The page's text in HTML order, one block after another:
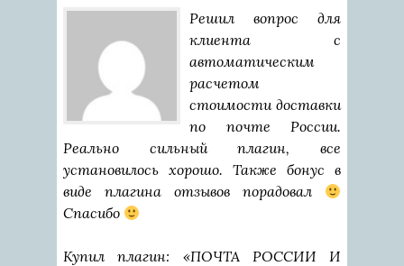
Решил вопрос для
клиента с
автоматическим
расчетом
стоимости доставки
по почте России.
Реально сильный плагин, все
установилось хорошо. Также бонус в
виде плагина отзывов порадовал
Спасибо
Купил плагин: «ПОЧТА РОССИИ И